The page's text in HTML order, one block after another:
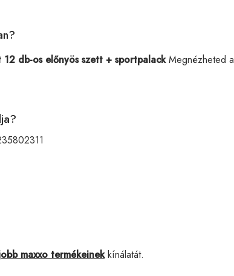
12 db-os előnyös szett + sportpalackMegnézheted a
maxxo termékeinekkínálatát.